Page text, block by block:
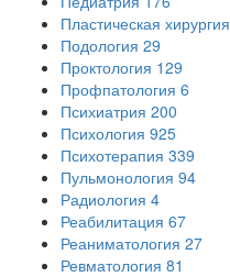
Пластическая хирургия
Подология 29
Проктология 129
Профпатология 6
Психиатрия 200
Психология 925
Психотерапия 339
Пульмонология 94
Радиология 4
Реабилитация 67
Реаниматология 27
Ревматология 81